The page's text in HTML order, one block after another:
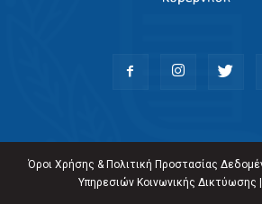
Όροι Χρήσης & Πολιτική Προστασίας
Υπηρεσιών Κοινωνικής Δικτύωσης